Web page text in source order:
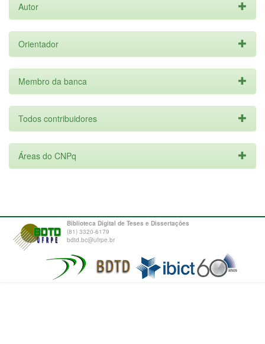
Autor
Orientador
Membro da banca
Todos contribuidores
Áreas do CNPq
Biblioteca Digital de Teses e Dissertações
(81) 3320-6179
bdtd.bc@ufrpe.br